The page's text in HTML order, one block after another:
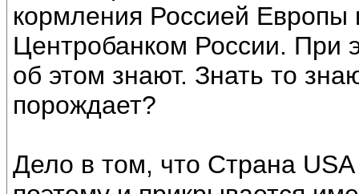
кормления Россией
Центробанком России. При
об этом знают. Знать то
порождает?
Дело в том, что Страна